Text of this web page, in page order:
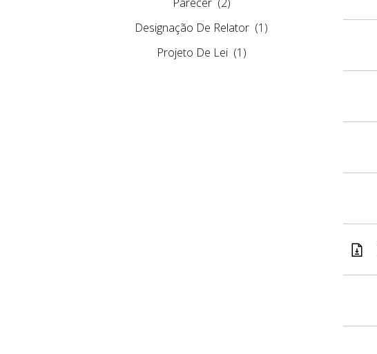
Designação De Relator (1)
Projeto De Lei (1)